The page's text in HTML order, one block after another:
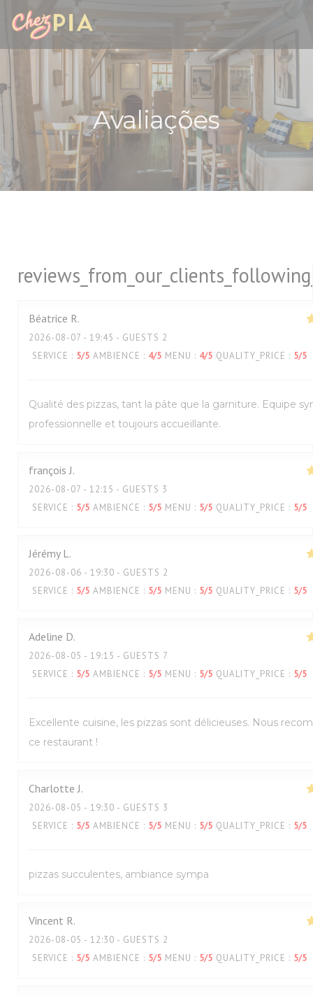
Painel de Gerenciamento de Cookies
Avaliações
Béatrice R
2026-08-07 - 19:45 - GUESTS 2
SERVICE : 5/5 AMBIENCE : 4/5 MENU : 4/5 QUALITY_PRICE : 5/5
Qualité des pizzas, tant la pâte que la garniture. Equipe
professionnelle et toujours accueillante.
françois J
2026-08-07 - 12:15 - GUESTS 3
SERVICE : 5/5 AMBIENCE : 5/5 MENU : 5/5 QUALITY_PRICE : 5/5
Jérémy L
2026-08-06 - 19:30 - GUESTS 2
SERVICE : 5/5 AMBIENCE : 5/5 MENU : 5/5 QUALITY_PRICE : 5/5
Adeline D
2026-08-05 - 19:15 - GUESTS 7
SERVICE : 5/5 AMBIENCE : 5/5 MENU : 5/5 QUALITY_PRICE : 5/5
Excellente cuisine, les pizzas sont délicieuses. Nous
ce restaurant !
Charlotte J
2026-08-05 - 19:30 - GUESTS 3
SERVICE : 5/5 AMBIENCE : 5/5 MENU : 5/5 QUALITY_PRICE : 5/5
pizzas succulentes, ambiance sympa
Vincent R
2026-08-05 - 12:30 - GUESTS 2
SERVICE : 5/5 AMBIENCE : 5/5 MENU : 5/5 QUALITY_PRICE : 5/5